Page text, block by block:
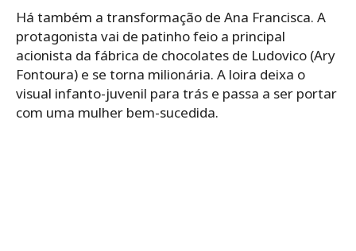
Há também a transformação de Ana Francisca. A
protagonista vai de patinho feio a principal
acionista da fábrica de chocolates de Ludovico (Ary
Fontoura) e se torna milionária. A loira deixa o
visual infanto-juvenil para trás e passa a ser portar
com uma mulher bem-sucedida.